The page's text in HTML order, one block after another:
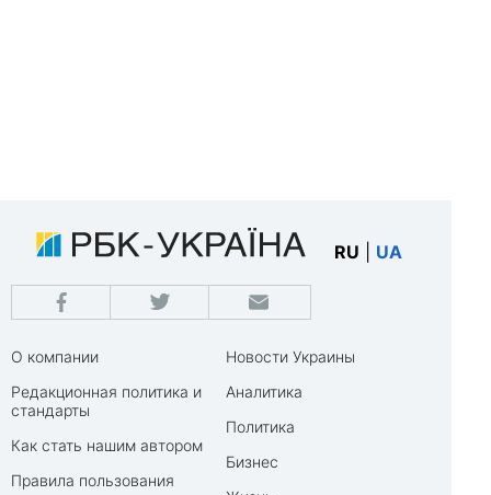
RU UA
О компании
Редакционная политика и
стандарты
Как стать нашим автором
Правила пользования
Новости Украины
Аналитика
Политика
Бизнес